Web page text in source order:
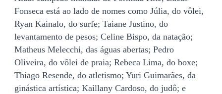
Fonseca está ao lado de nomes como Júlia, do vôlei,
Ryan Kainalo, do surfe; Taiane Justino, do
levantamento de pesos; Celine Bispo, da natação;
Matheus Melecchi, das águas abertas; Pedro
Oliveira, do vôlei de praia; Rebeca Lima, do boxe;
Thiago Resende, do atletismo; Yuri Guimarães, da
ginástica artística; Kaillany Cardoso, do judô; e